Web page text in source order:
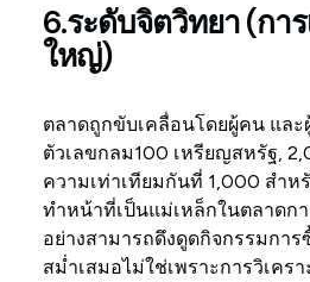
6.ระดับจิตวิทยา (กา
ใหญ่)
ตลาดถูกขับเคลื่อนโดยผู้คน แล
ตัวเลขกลม100 เหรียญสหรัฐ,
ความเท่าเทียมกันที่ 1,000 สำห
ทำหน้าที่เป็นแม่เหล็กในตลาดกา
อย่างสามารถดึงดูดกิจกรรมการ
สม่ำเสมอไม่ใช่เพราะการวิเคร